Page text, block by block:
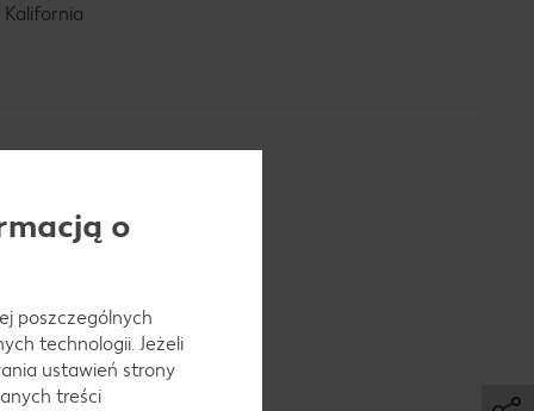
o
poszczególnych
technologii. Jeżeli
ustawień strony
treści